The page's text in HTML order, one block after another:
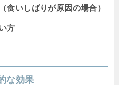
食いしばりが原因の場合）
方
な効果